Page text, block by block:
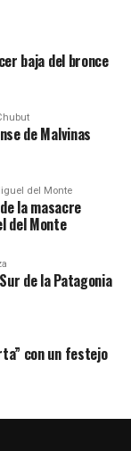
baja del bronce
de Malvinas
del Monte
la masacre
del Monte
de la Patagonia
con un festejo